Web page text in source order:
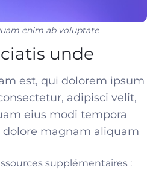
enim ab voluptate
unde
est, qui dolorem ipsum
adipisci velit,
eius modi tempora
magnam aliquam
supplémentaires :